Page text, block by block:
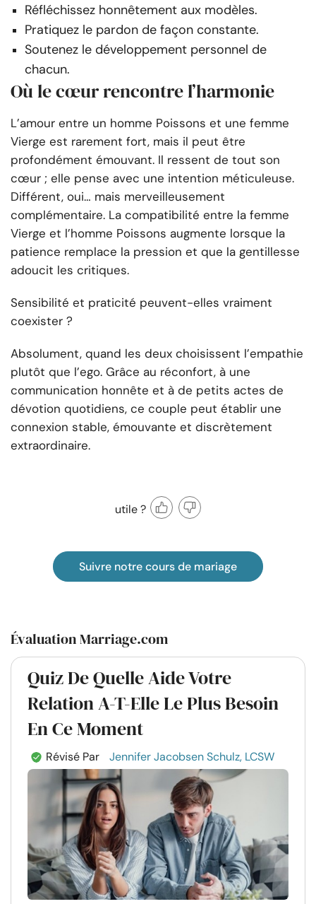
Réfléchissez honnêtement aux modèles.
Pratiquez le pardon de façon constante.
Soutenez le développement personnel de
chacun.
Où le cœur rencontre l’harmonie
L’amour entre un homme Poissons et une femme
Vierge est rarement fort, mais il peut être
profondément émouvant. Il ressent de tout son
cœur ; elle pense avec une intention méticuleuse.
Différent, oui… mais merveilleusement
complémentaire. La compatibilité entre la femme
Vierge et l’homme Poissons augmente lorsque la
patience remplace la pression et que la gentillesse
adoucit les critiques.
Sensibilité et praticité peuvent-elles vraiment
coexister ?
Absolument, quand les deux choisissent l’empathie
plutôt que l’ego. Grâce au réconfort, à une
communication honnête et à de petits actes de
dévotion quotidiens, ce couple peut établir une
connexion stable, émouvante et discrètement
extraordinaire.
utile ?
Suivre notre cours de mariage
Évaluation Marriage.com
Quiz De Quelle Aide Votre
Relation A-T-Elle Le Plus Besoin
En Ce Moment
Révisé Par Jennifer Jacobsen Schulz, LCSW